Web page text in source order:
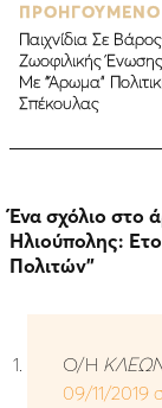
Παιχνίδια Σε
Ζωοφιλικής
Με “Άρωμα”
Σπέκουλας
Ένα σχόλιο στο
Ηλιούπολης:
Πολιτών”
Ο/Η
09/11/2019